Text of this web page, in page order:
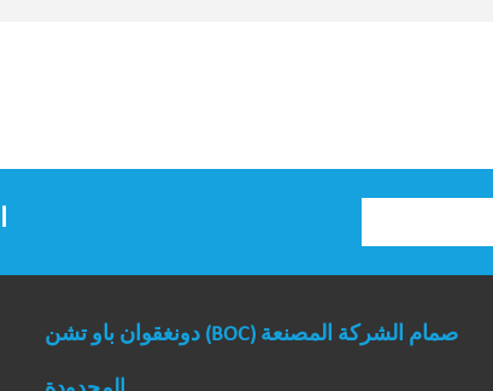
دونغقوان باو تشن (BOC) صمام الشركة المصنعة